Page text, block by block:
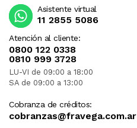
Atención al cliente:
0800 122 0338
0810 999 3728
LU-VI de 09:00 a 18:00
SA de 09:00 a 13:00
Cobranza de créditos:
cobranzas@fravega.com.ar
Asistente virtual
11 2855 5086